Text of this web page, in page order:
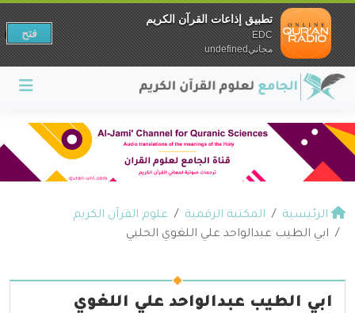
الرئيسية المكتبة الرقمية
علوم القرآن الكريم
ابي الطيب عبدالواحد علي اللغوي الحلبي
ابي الطيب عبدالواحد علي اللغوي
تطبيق إذاعات القرآن الكريم
EDC
مجانيundefined
فتح